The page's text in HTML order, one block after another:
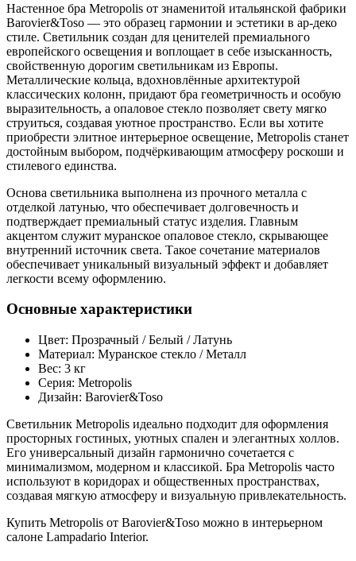
Настенное бра Metropolis от знаменитой итальянской фабрики
Barovier&Toso — это образец гармонии и эстетики в ар-деко
стиле. Светильник создан для ценителей премиального
европейского освещения и воплощает в себе изысканность,
свойственную дорогим светильникам из Европы.
Металлические кольца, вдохновлённые архитектурой
классических колонн, придают бра геометричность и особую
выразительность, а опаловое стекло позволяет свету мягко
струиться, создавая уютное пространство. Если вы хотите
приобрести элитное интерьерное освещение, Metropolis станет
достойным выбором, подчёркивающим атмосферу роскоши и
стилевого единства.
Основа светильника выполнена из прочного металла с
отделкой латунью, что обеспечивает долговечность и
подтверждает премиальный статус изделия. Главным
акцентом служит муранское опаловое стекло, скрывающее
внутренний источник света. Такое сочетание материалов
обеспечивает уникальный визуальный эффект и добавляет
легкости всему оформлению.
Основные характеристики
Цвет: Прозрачный / Белый / Латунь
Материал: Муранское стекло / Металл
Вес: 3 кг
Серия: Metropolis
Дизайн: Barovier&Toso
Светильник Metropolis идеально подходит для оформления
просторных гостиных, уютных спален и элегантных холлов.
Его универсальный дизайн гармонично сочетается с
минимализмом, модерном и классикой. Бра Metropolis часто
используют в коридорах и общественных пространствах,
создавая мягкую атмосферу и визуальную привлекательность.
Купить Metropolis от Barovier&Toso можно в интерьерном
салоне Lampadario Interior.